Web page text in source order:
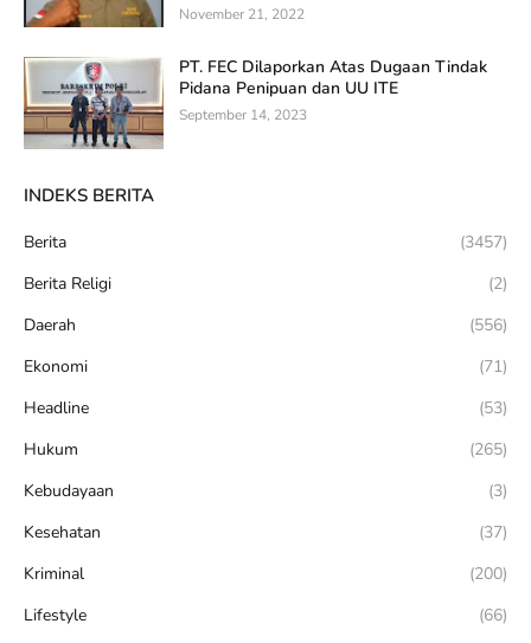
November 21, 2022
PT. FEC Dilaporkan Atas Dugaan Tindak
Pidana Penipuan dan UU ITE
September 14, 2023
INDEKS BERITA
Berita
(3457)
Berita Religi
(2)
Daerah
(556)
Ekonomi
(71)
Headline
(53)
Hukum
(265)
Kebudayaan
(3)
Kesehatan
(37)
Kriminal
(200)
Lifestyle
(66)